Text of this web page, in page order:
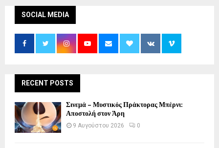
SOCIAL MEDIA
RECENT POSTS
Σινεμά – Μυστικός Πράκτορας Μπέρνι:
Αποστολή στον Άρη
9 Αυγούστου 2026 0